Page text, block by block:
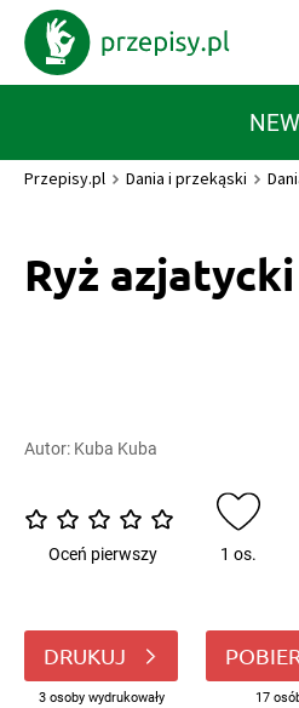
Przepisy.pl Dania i przekąski
Ryż azjatycki
Autor: Kuba Kuba
Oceń pierwszy 1 os.
DRUKUJ
3 osoby wydrukowały 17